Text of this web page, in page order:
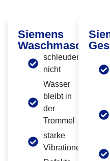
Siemens
Waschmaschine
schleudert
nicht
Wasser
bleibt in
der
Trommel
starke
Vibrationen